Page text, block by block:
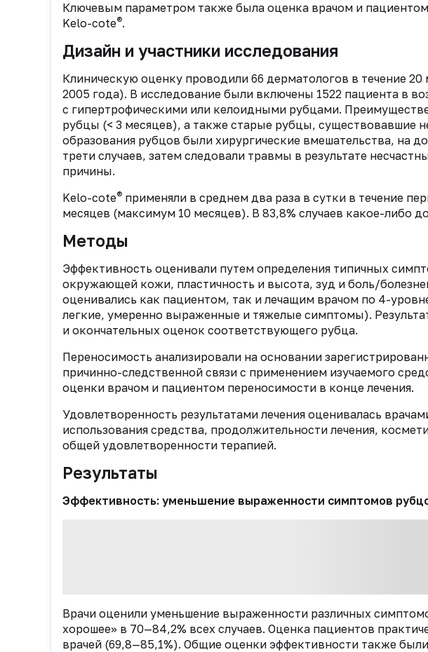
Ключевым параметром также была оценка врачом и
Kelo-cote®.
Дизайн и участники исследования
Клиническую оценку проводили 66 дерматологов в течение
2005 года). В исследование были включены 1522 пациента в
с гипертрофическими или келоидными рубцами.
рубцы (< 3 месяцев), а также старые рубцы, существовавшие
образования рубцов были хирургические вмешательства, на
трети случаев, затем следовали травмы в результате
причины.
Kelo-cote® применяли в среднем два раза в сутки в течение
месяцев (максимум 10 месяцев). В 83,8% случаев какое-либо
Методы
Эффективность оценивали путем определения типичных
окружающей кожи, пластичность и высота, зуд и боль/
оценивались как пациентом, так и лечащим врачом по 4-
легкие, умеренно выраженные и тяжелые симптомы).
и окончательных оценок соответствующего рубца.
Переносимость анализировали на основании
причинно-следственной связи с применением изучаемого
оценки врачом и пациентом переносимости в конце лечения.
Удовлетворенность результатами лечения оценивалась
использования средства, продолжительности лечения,
общей удовлетворенности терапией.
Результаты
Эффективность: уменьшение выраженности симптомов
Врачи оценили уменьшение выраженности различных
хорошее» в 70—84,2% всех случаев. Оценка пациентов
врачей (69,8—85,1%). Общие оценки эффективности также